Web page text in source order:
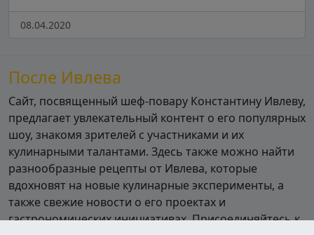
08.04.2020
После Ивлева
Сайт, посвященный шеф-повару Константину Ивлеву,
предлагает увлекательный контент о его популярных
шоу, знакомя зрителей с участниками и их
кулинарными талантами. Здесь также можно найти
разнообразные рецепты от Ивлева, которые
вдохновят на новые кулинарные эксперименты, а
также свежие новости о его проектах и
гастрономических инициативах. Присоединяйтесь к